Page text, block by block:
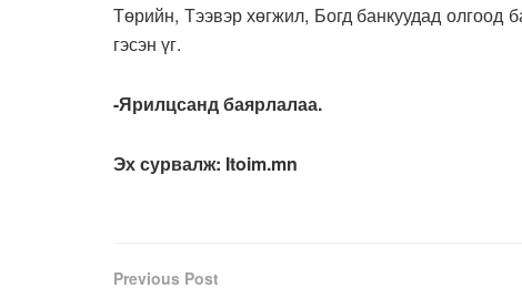
Төрийн, Тээвэр хөгжил, Богд банкуудад олгоод
гэсэн үг.
-Ярилцсанд баярлалаа.
Эх сурвалж: Itoim.mn
Previous Post